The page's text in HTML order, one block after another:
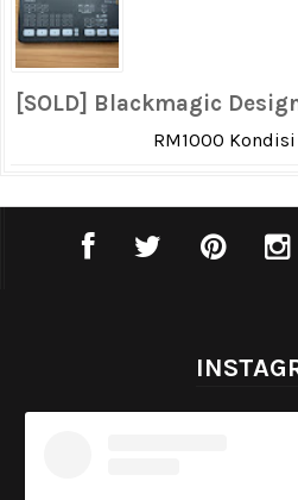
[SOLD] Blackmagic
RM1000 Kondisi